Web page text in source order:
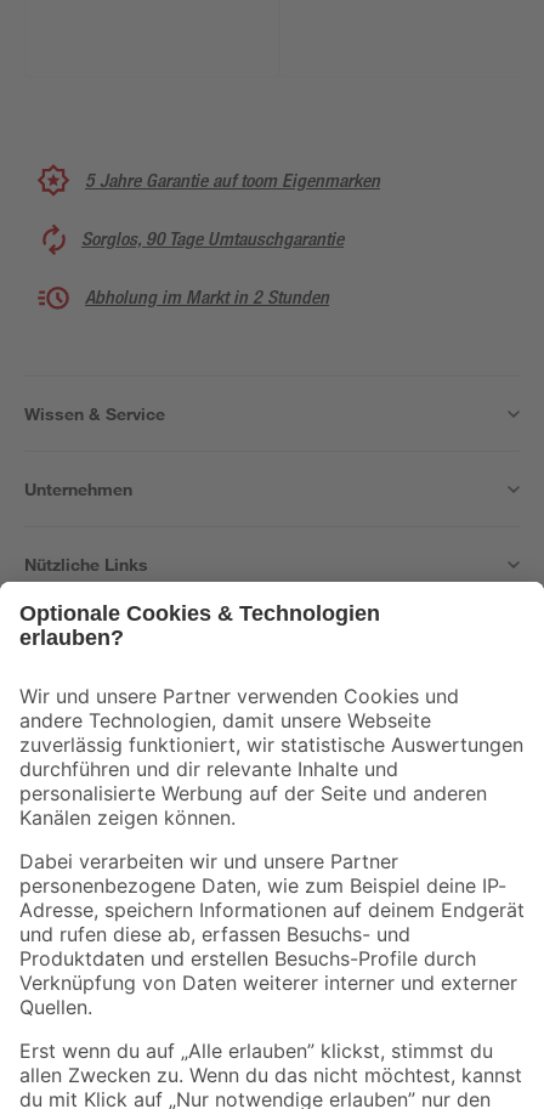
5 Jahre Garantie auf toom Eigenmarken
Sorglos, 90 Tage Umtauschgarantie
Abholung im Markt in 2 Stunden
Wissen & Service
Unternehmen
Nützliche Links
Der toom Newsletter: Keine Angebote und Aktionen mehr verpassen!
Zur Newsletter Anmeldung
Folge uns
Zahlungsarten Versandarten
Sicher einkaufen